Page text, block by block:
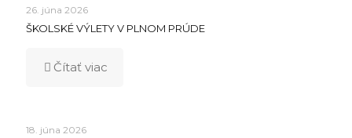
26. júna 2026
ŠKOLSKÉ VÝLETY V PLNOM PRÚDE
Čítať viac
18. júna 2026